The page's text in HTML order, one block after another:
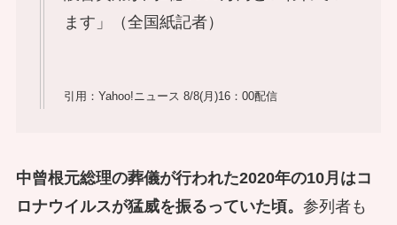
ます」（全国紙記者）
引用：Yahoo!ニュース 8/8(月)16：00配信
中曾根元総理の葬儀が行われた2020年の10月はコ
ロナウイルスが猛威を振るっていた頃。 参列者も